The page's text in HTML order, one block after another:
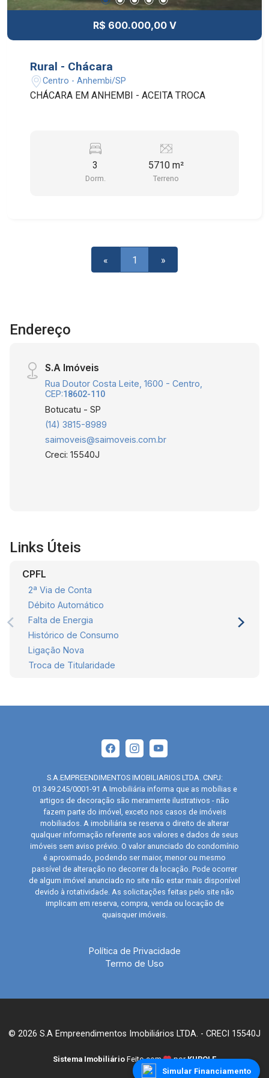
ELÉTRICA, CÂMERAS DE VÍDEO E GRADES EM
TODAS AS JANELAS E PORTAS EXTERNAS.
GARAGEM PARA 4 VEÍCULOS COM PORTÃO
R$ 600.000,00 V
Rural - Chácara
Centro - Anhembi/SP
CHÁCARA EM ANHEMBI - ACEITA TROCA
3
Dorm.
5710 m²
Terreno
« 1 »
Endereço
S.A Imóveis
Rua Doutor Costa Leite, 1600 - Centro,
CEP:18602-110
Botucatu - SP
(14) 3815-8989
saimoveis@saimoveis.com.br
Creci: 15540J
Links Úteis
CPFL
2ª Via de Conta
Débito Automático
Falta de Energia
Histórico de Consumo
Ligação Nova
Troca de Titularidade
S.A.EMPREENDIMENTOS IMOBILIARIOS LTDA. CNPJ:
01.349.245/0001-91 A Imobiliária informa que as mobílias e
artigos de decoração são meramente ilustrativos - não
fazem parte do imóvel, exceto nos casos de imóveis
mobiliados. A imobiliária se reserva o direito de alterar
qualquer informação referente aos valores e dados de seus
imóveis sem aviso prévio. O valor anunciado do condomínio
é aproximado, podendo ser maior, menor ou mesmo
passível de alteração no decorrer da locação. Pode ocorrer
de algum imóvel anunciado no site não estar mais disponível
devido à rotatividade. As solicitações feitas pelo site não
implicam em reserva, compra, venda ou locação de
quaisquer imóveis.
Política de Privacidade
Termo de Uso
© 2026 S.A Empreendimentos Imobiliários LTDA. - CRECI 15540J
Sistema Imobiliário Feito com porKUROLE
Simular Financiamento